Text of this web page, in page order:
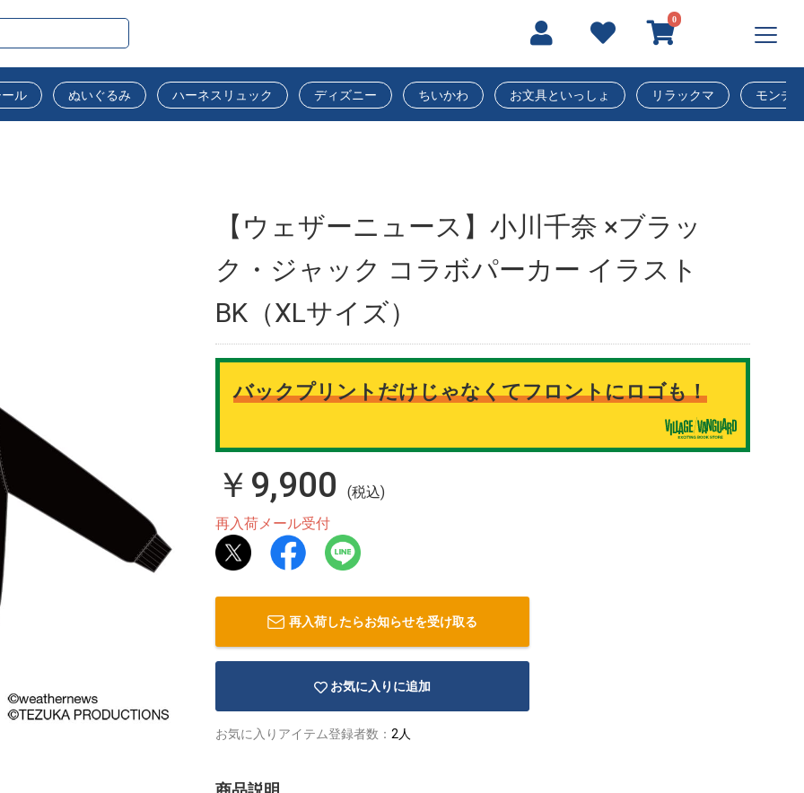
0
ル ぬいぐるみ ハーネスリュック ディズニー ちいかわ お文具といっしょ リラックマ モンチ
【ウェザーニュース】小川千奈 ×ブラッ
ク・ジャック コラボパーカー イラスト
BK（XLサイズ）
バックプリントだけじゃなくてフロントにロゴも！
￥9,900
(税込)
再入荷メール受付
再入荷したらお知らせを受け取る
お気に入りに追加
お気に入りアイテム登録者数： 2人